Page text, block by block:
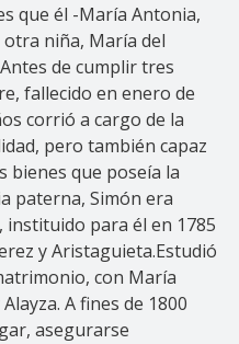
que él -María Antonia,
otra niña, María del
de cumplir tres
fallecido en enero de
corrió a cargo de la
pero también capaz
bienes que poseía la
paterna, Simón era
para él en 1785
y Aristaguieta.Estudió
con María
A fines de 1800
asegurarse